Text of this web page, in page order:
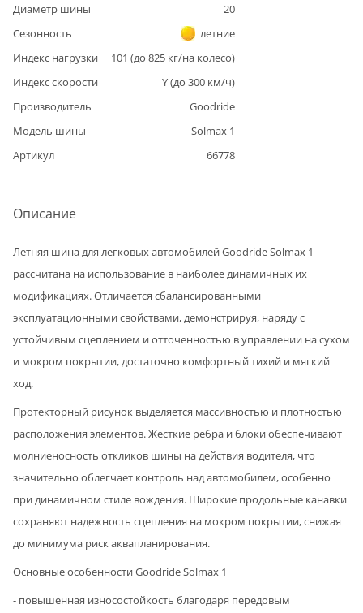
Диаметр шины
20
Сезонность
летние
Индекс нагрузки
101 (до 825 кг/на колесо)
Индекс скорости
Y(до 300 км/ч)
Производитель
Goodride
Модель шины
Solmax 1
Артикул
66778
Описание
Летняя шина для легковых автомобилей Goodride Solmax 1
рассчитана на использование в наиболее динамичных их
модификациях. Отличается сбалансированными
эксплуатационными свойствами, демонстрируя, наряду с
устойчивым сцеплением и отточенностью в управлении на сухом
и мокром покрытии, достаточно комфортный тихий и мягкий
ход.
Протекторный рисунок выделяется массивностью и плотностью
расположения элементов. Жесткие ребра и блоки обеспечивают
молниеносность откликов шины на действия водителя, что
значительно облегчает контроль над автомобилем, особенно
при динамичном стиле вождения. Широкие продольные канавки
сохраняют надежность сцепления на мокром покрытии, снижая
до минимума риск аквапланирования.
Основные особенности Goodride Solmax 1
- повышенная износостойкость благодаря передовым